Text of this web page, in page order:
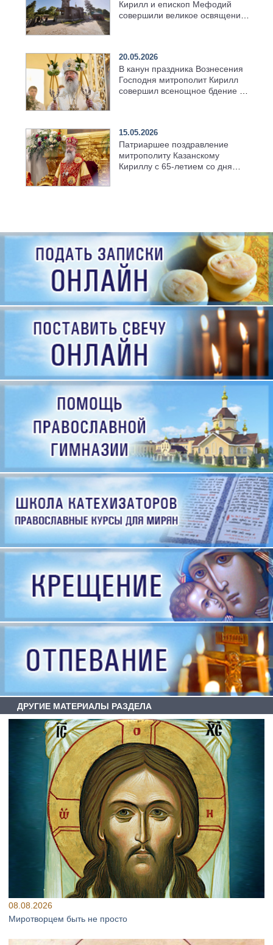
Кирилл и епископ Мефодий
совершили великое освящение
20.05.2026
В канун праздника Вознесения
Господня митрополит Кирилл
совершил всенощное бдение в
15.05.2026
Патриаршее поздравление
митрополиту Казанскому
Кириллу с 65-летием со дня
ДРУГИЕ МАТЕРИАЛЫ РАЗДЕЛА
08.08.2026
Миротворцем быть не просто